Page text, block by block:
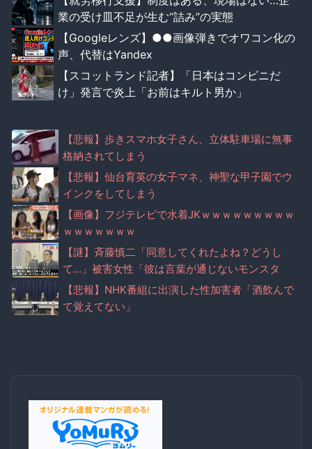
業の受け皿不足が生む“詰み”の実態
【Googleレンズ】●●画像弾きでオワコン化の
声、代替はYandex
【スコットランド記者】「日本はコンビニだ
け」発言で炎上「お前はキルト男か」
【悲報】歩きスマホ女子さん、立体駐車場に無事
格納されてしまう
【悲報】仙台育英の女子マネ、神聖な甲子園でウ
インクをしてしまう
【画像】フジテレビで水着JKｗｗｗｗｗｗｗｗｗ
ｗｗｗｗｗｗｗ
【謎】斉藤慎二「同意してくれたよね？どうし
て…」被害女性「彼は言葉が通じないモンスタ
ー」
【悲報】NHK番組に出演した性加害者「酒飲んで
て覚えてない」